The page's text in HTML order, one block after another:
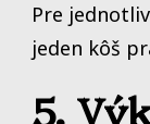
Pre
jeden kôš
5.